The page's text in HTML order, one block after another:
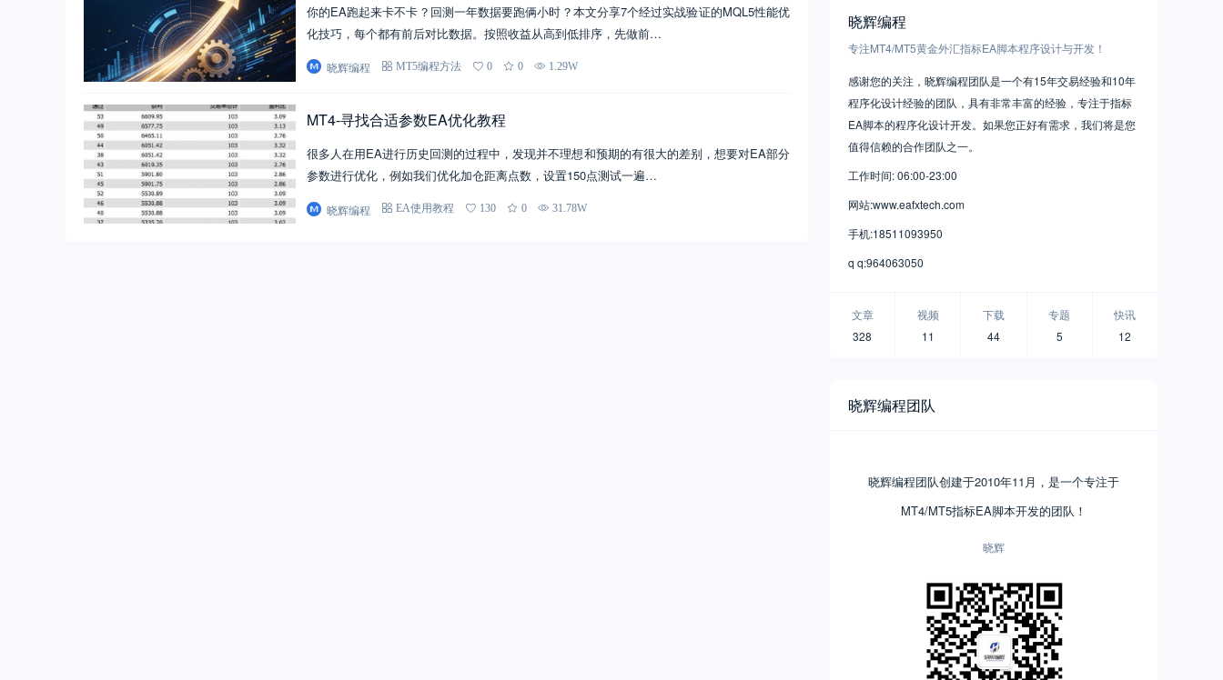
你的EA跑起来卡不卡？回测一年数据要跑俩小时？本文分享7个经过实战验证的MQL5性能优
化技巧，每个都有前后对比数据。按照收益从高到低排序，先做前…
晓辉编程 MT5编程方法 0 0 1.29W
MT4-寻找合适参数EA优化教程
很多人在用EA进行历史回测的过程中，发现并不理想和预期的有很大的差别，想要对EA部分
参数进行优化，例如我们优化加仓距离点数，设置150点测试一遍…
晓辉编程 EA使用教程 130 0 31.78W
晓辉编程
专注MT4/MT5黄金外汇指标EA脚本程序设计与开发！
感谢您的关注，晓辉编程团队是一个有15年交易经验和10年
程序化设计经验的团队，具有非常丰富的经验，专注于指标
EA脚本的程序化设计开发。如果您正好有需求，我们将是您
值得信赖的合作团队之一。
工作时间: 06:00-23:00
网站:www.eafxtech.com
手机:18511093950
q q:964063050
文章
328
视频
11
下载
44
专题
5
快讯
12
晓辉编程团队
晓辉编程团队创建于2010年11月，是一个专注于
MT4/MT5指标EA脚本开发的团队！
晓辉